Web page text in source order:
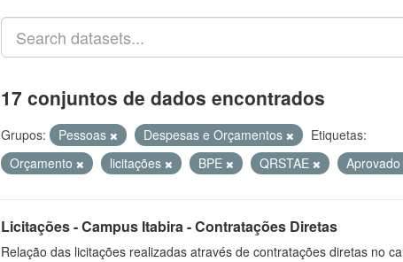
17 conjuntos de dados encontrados
Grupos: Pessoas Despesas e Orçamentos
Etiquetas:
Orçamento
licitações BPE QRSTAE Aprovado
Licitações - Campus Itabira - Contratações Diretas
Relação das licitações realizadas através de contratações diretas no